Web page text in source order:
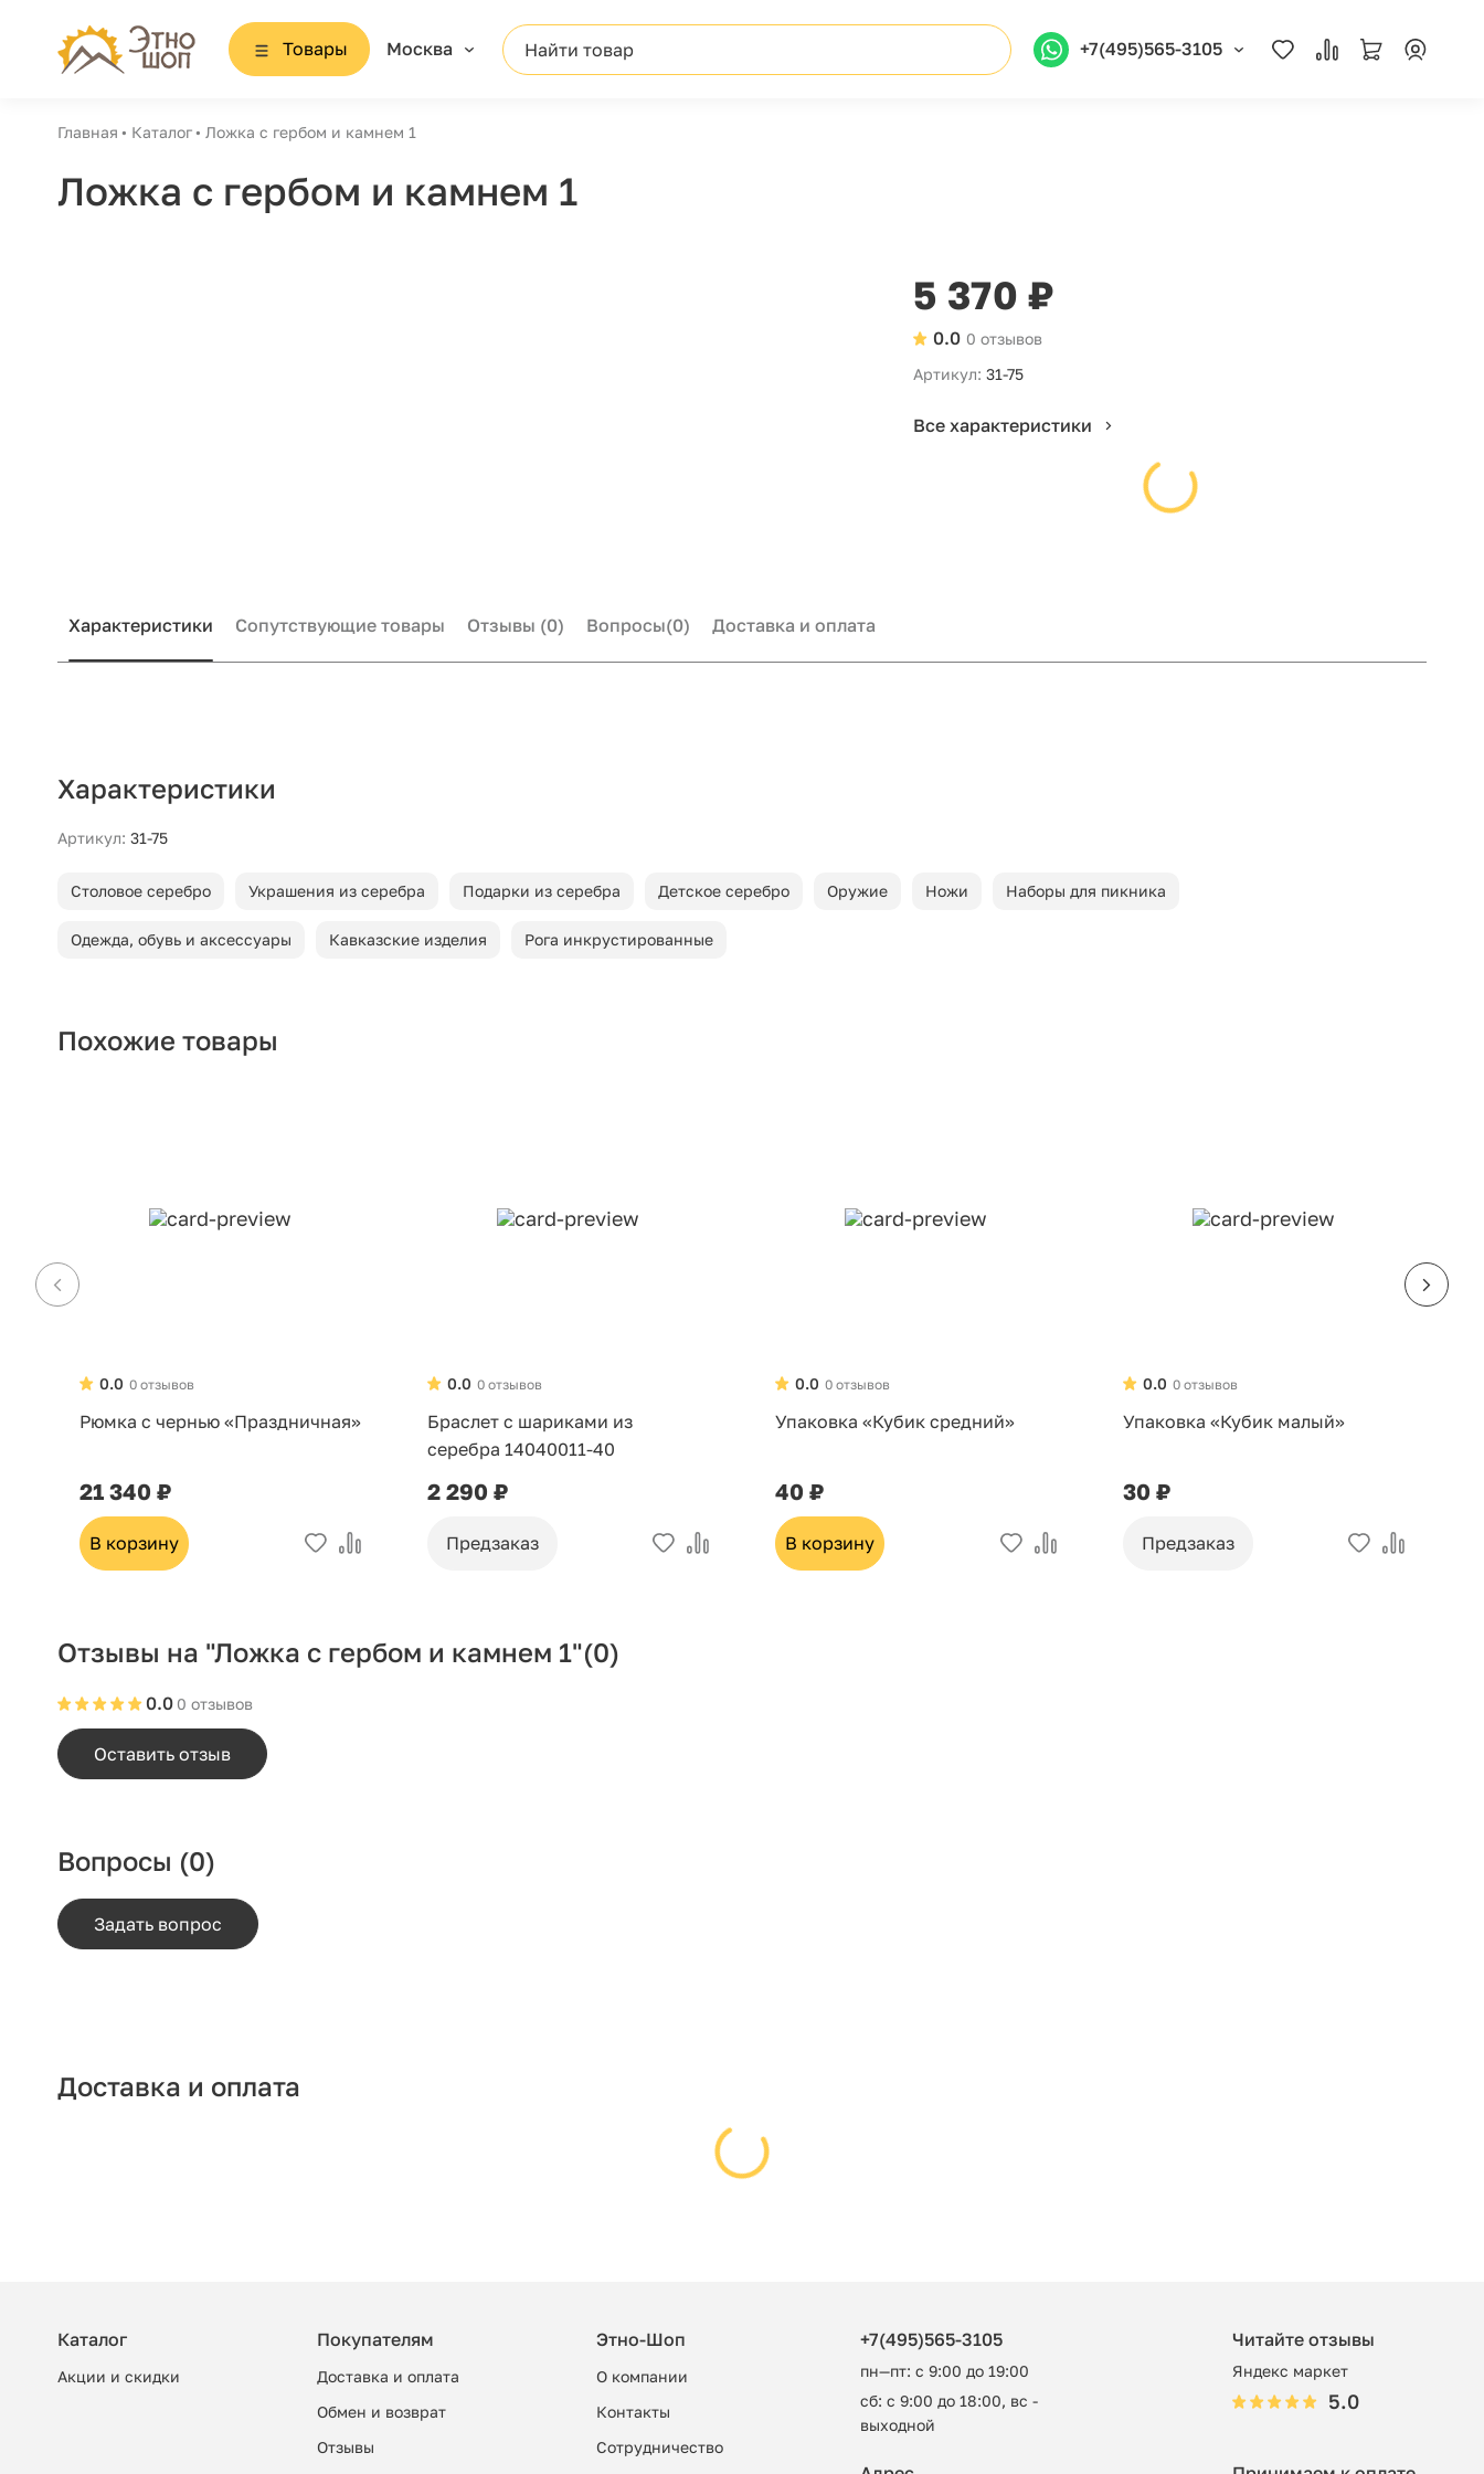
Товары Москва Найти товар +7(495)565-3105
Главная Каталог Ложка с гербом и камнем 1
Ложка с гербом и камнем 1
5 370 ₽
0 отзывов
0.0
Артикул: 31-75
Все характеристики
Характеристики Сопутствующие товары Отзывы (0) Вопросы(0) Доставка и оплата
Характеристики
Артикул: 31-75
Столовое серебро Украшения из серебра Подарки из серебра Детское серебро Оружие Ножи Наборы для пикника
Одежда, обувь и аксессуары Кавказские изделия Рога инкрустированные
Похожие товары
0 отзывов
0.0
Рюмка с чернью «Праздничная»
21 340 ₽
В корзину
0 отзывов
0.0
Браслет с шариками из
серебра 14040011-40
2 290 ₽
Предзаказ
0 отзывов
0.0
Упаковка «Кубик средний»
40 ₽
В корзину
0 отзывов
0.0
Упаковка «Кубик малый»
30 ₽
Предзаказ
Отзывы на "Ложка с гербом и камнем 1"(0)
0 отзывов
0.0
Оставить отзыв
Вопросы (0)
Задать вопрос
Доставка и оплата
Каталог
Акции и скидки
Покупателям
Доставка и оплата
Обмен и возврат
Отзывы
Этно-Шоп
О компании
Контакты
Сотрудничество
+7(495)565-3105
пн—пт: с 9:00 до 19:00
сб: с 9:00 до 18:00, вс -
выходной
Читайте отзывы
Яндекс маркет
5.0